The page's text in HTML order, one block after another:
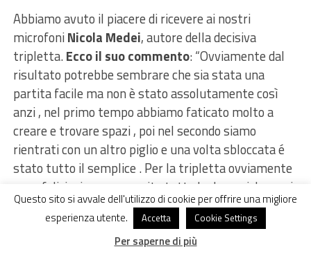
Abbiamo avuto il piacere di ricevere ai nostri
microfoniNicola Medei, autore della decisiva
tripletta.Ecco il suo commento: “Ovviamente dal
risultato potrebbe sembrare che sia stata una
partita facile ma non è stato assolutamente così
anzi , nel primo tempo abbiamo faticato molto a
creare e trovare spazi , poi nel secondo siamo
rientrati con un altro piglio e una volta sbloccata é
stato tutto il semplice . Per la tripletta ovviamente
sono felicissimo, non capita tutte le domeniche anzi
, ma ovviamente non posso che ringraziare la
squadra ed i compagni per avermi messo nelle
Questo sito si avvale dell'utilizzo di cookie per offrire una migliore
esperienza utente.
Accetta Cookie Settings
Per saperne di più